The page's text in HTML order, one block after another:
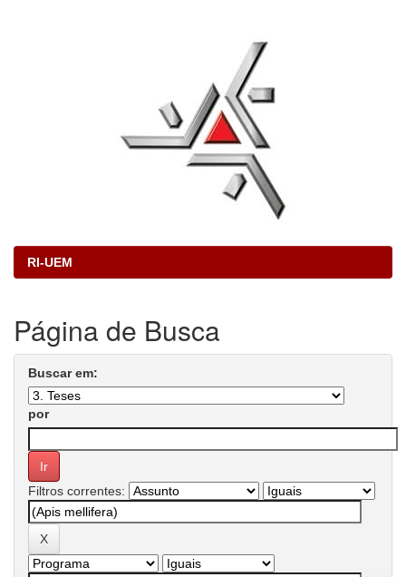
RI-UEM
Página de Busca
Buscar em:
por
Filtros correntes: